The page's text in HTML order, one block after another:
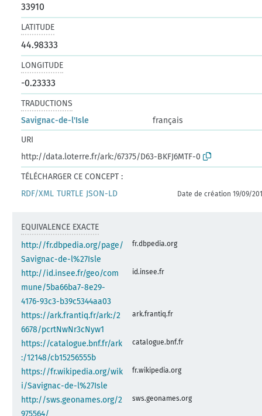
33910
LATITUDE
44.98333
LONGITUDE
-0.23333
TRADUCTIONS
Savignac-de-l'Isle
français
URI
http://data.loterre.fr/ark:/67375/D63-BKFJ6MTF-0
TÉLÉCHARGER CE CONCEPT :
RDF/XML TURTLE JSON-LD Date de création 19/09/
EQUIVALENCE EXACTE
http://fr.dbpedia.org/page/
Savignac-de-l%27Isle
fr.dbpedia.org
http://id.insee.fr/geo/com
mune/5ba66ba7-8e29-
4176-93c3-b39c5344aa03
id.insee.fr
https://ark.frantiq.fr/ark:/2
6678/pcrtNwNr3cNyw1
ark.frantiq.fr
https://catalogue.bnf.fr/ark
:/12148/cb15256555b
catalogue.bnf.fr
https://fr.wikipedia.org/wik
i/Savignac-de-l%27Isle
fr.wikipedia.org
http://sws.geonames.org/2
975564/
sws.geonames.org